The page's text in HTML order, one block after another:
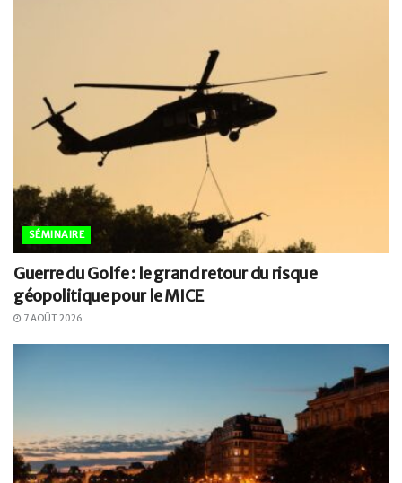
SÉMINAIRE
Guerre du Golfe : le grand retour du risque
géopolitique pour le MICE
7 AOÛT 2026